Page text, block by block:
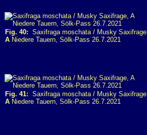
Fig. 40: Saxifraga moschata / Musky Saxifrage
A Niedere Tauern, Sölk-Pass 26.7.2021
Fig. 41: Saxifraga moschata / Musky Saxifrage
A Niedere Tauern, Sölk-Pass 26.7.2021